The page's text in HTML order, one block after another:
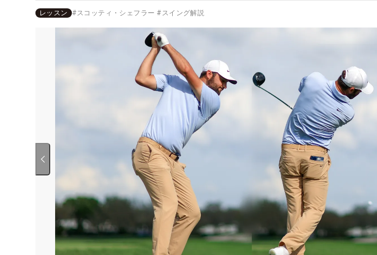
レッスン #スコッティ・シェフラー #スイング解説